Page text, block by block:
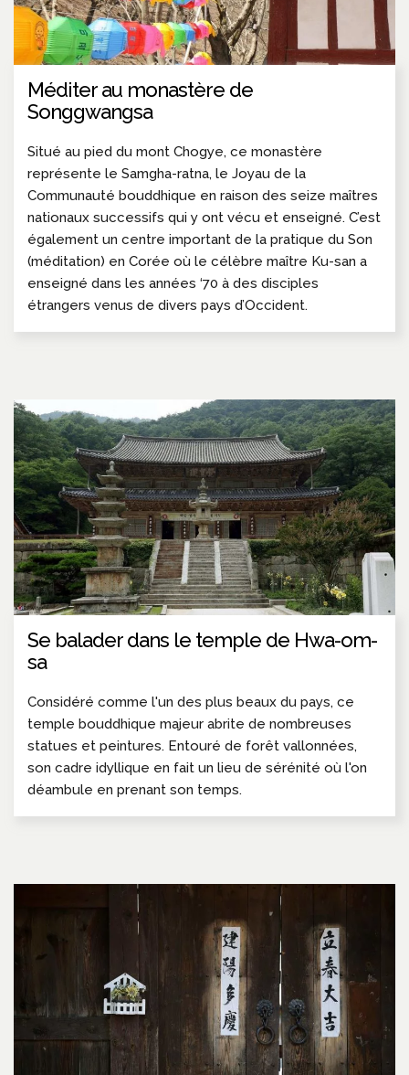
Méditer au monastère de
Songgwangsa
Situé au pied du mont Chogye, ce monastère
représente le Samgha-ratna, le Joyau de la
Communauté bouddhique en raison des seize maîtres
nationaux successifs qui y ont vécu et enseigné. C’est
également un centre important de la pratique du Son
(méditation) en Corée où le célèbre maître Ku-san a
enseigné dans les années ‘70 à des disciples
étrangers venus de divers pays d’Occident.
Se balader dans le temple de Hwa-om-
sa
Considéré comme l'un des plus beaux du pays, ce
temple bouddhique majeur abrite de nombreuses
statues et peintures. Entouré de forêt vallonnées,
son cadre idyllique en fait un lieu de sérénité où l'on
déambule en prenant son temps.